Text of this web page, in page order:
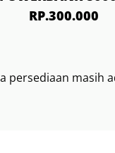
RP.300.000
persediaan masih